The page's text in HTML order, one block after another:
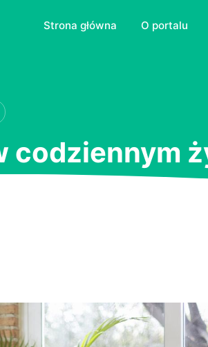
Strona główna O portalu
codziennym